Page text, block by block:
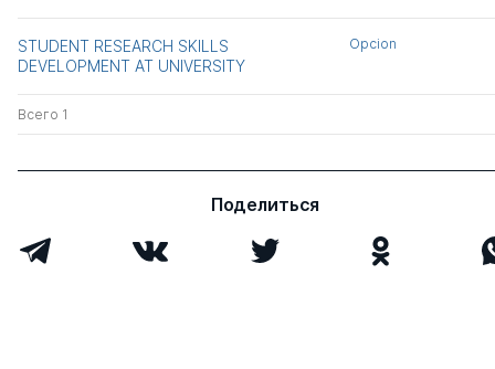
STUDENT RESEARCH SKILLS
DEVELOPMENT AT UNIVERSITY
Opcion
Всего 1
Поделиться